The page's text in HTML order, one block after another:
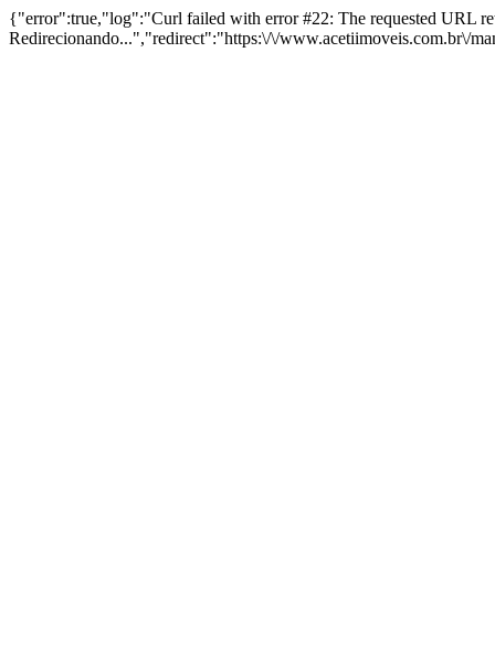
{"error":true,"log":"Curl failed with error #22: The requested URL
Redirecionando...","redirect":"https:\/\/www.acetiimoveis.com.br\/